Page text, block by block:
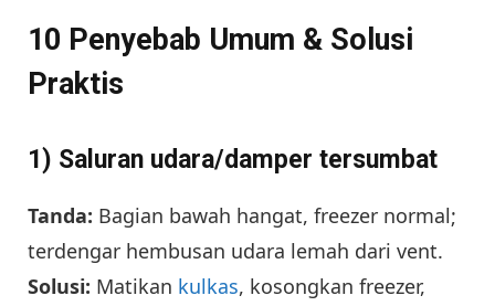
10 Penyebab Umum & Solusi
Praktis
1) Saluran udara/damper tersumbat
Tanda: Bagian bawah hangat, freezer normal;
terdengar hembusan udara lemah dari vent.
Solusi: Matikan kulkas, kosongkan freezer,